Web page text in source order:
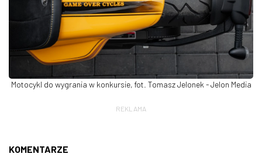
Motocykl do wygrania w konkursie, fot. Tomasz Jelonek - Jelon Media
REKLAMA
KOMENTARZE